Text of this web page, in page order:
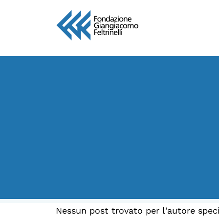
Biblioteca
Nessun post trovato per l'autore